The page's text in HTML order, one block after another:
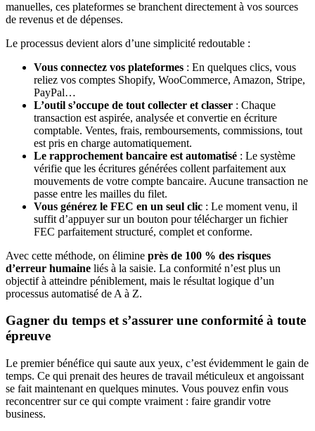
manuelles, ces plateformes se branchent directement à vos sources
de revenus et de dépenses.
Le processus devient alors d’une simplicité redoutable :
Vous connectez vos plateformes : En quelques clics, vous
reliez vos comptes Shopify, WooCommerce, Amazon, Stripe,
PayPal…
L’outil s’occupe de tout collecter et classer : Chaque
transaction est aspirée, analysée et convertie en écriture
comptable. Ventes, frais, remboursements, commissions, tout
est pris en charge automatiquement.
Le rapprochement bancaire est automatisé : Le système
vérifie que les écritures générées collent parfaitement aux
mouvements de votre compte bancaire. Aucune transaction ne
passe entre les mailles du filet.
Vous générez le FEC en un seul clic : Le moment venu, il
suffit d’appuyer sur un bouton pour télécharger un fichier
FEC parfaitement structuré, complet et conforme.
Avec cette méthode, on élimine près de 100 % des risques
d’erreur humaine liés à la saisie. La conformité n’est plus un
objectif à atteindre péniblement, mais le résultat logique d’un
processus automatisé de A à Z.
Gagner du temps et s’assurer une conformité à toute
épreuve
Le premier bénéfice qui saute aux yeux, c’est évidemment le gain de
temps. Ce qui prenait des heures de travail méticuleux et angoissant
se fait maintenant en quelques minutes. Vous pouvez enfin vous
reconcentrer sur ce qui compte vraiment : faire grandir votre
business.